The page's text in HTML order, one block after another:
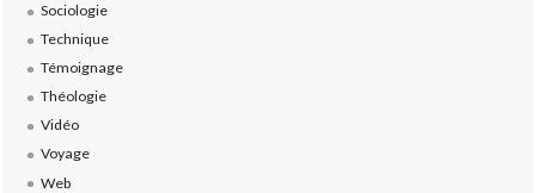
Sociologie
Technique
Témoignage
Théologie
Vidéo
Voyage
Web